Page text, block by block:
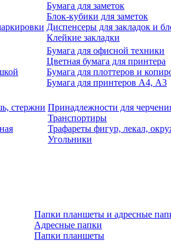
Бумага для заметок
Блок-кубики для заметок
Диспенсеры для закладок и
Клейкие закладки
Бумага для офисной техники
Цветная бумага для принтера
Бумага для плоттеров и
Бумага для принтеров А4, А3
стержни Принадлежности для
Транспортиры
Трафареты фигур, лекал,
Угольники
Папки планшеты и адресные
Адресные папки
Папки планшеты